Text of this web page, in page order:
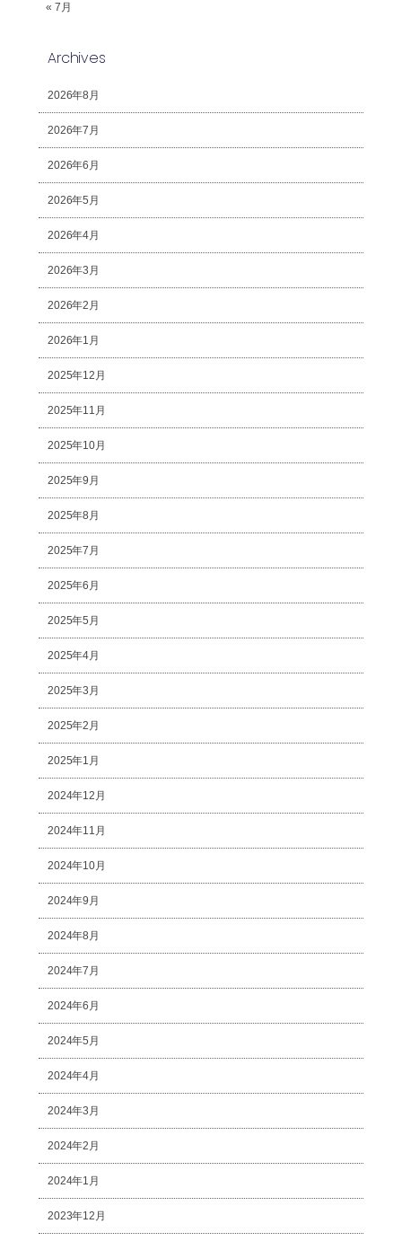
« 7月
Archives
2026年8月
2026年7月
2026年6月
2026年5月
2026年4月
2026年3月
2026年2月
2026年1月
2025年12月
2025年11月
2025年10月
2025年9月
2025年8月
2025年7月
2025年6月
2025年5月
2025年4月
2025年3月
2025年2月
2025年1月
2024年12月
2024年11月
2024年10月
2024年9月
2024年8月
2024年7月
2024年6月
2024年5月
2024年4月
2024年3月
2024年2月
2024年1月
2023年12月